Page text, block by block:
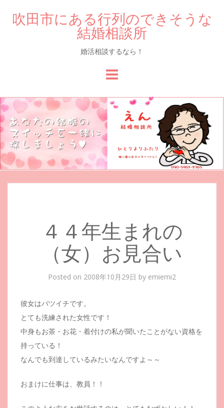
吹田市にある行列のできそうな
結婚相談所
婚活相談するなら！
to
content
４４年生まれの
（女）お見合い
Posted on 2008年10月29日 by emiemi2
彼女はバツイチです。
とても洗練された女性です！
中身もお茶・お花・着付けの私が聞いたことがない資格を
持っている！
なんでも到達しているみたいなんですよ～～
おまけに仕事は、教員！！